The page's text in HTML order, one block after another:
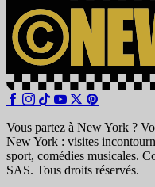
Vous partez à New York ?
New York : visites
sport, comédies musicales.
SAS. Tous droits réservés.